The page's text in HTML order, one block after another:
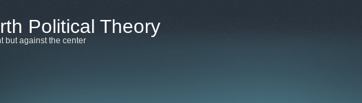
Political Theory
but against the center